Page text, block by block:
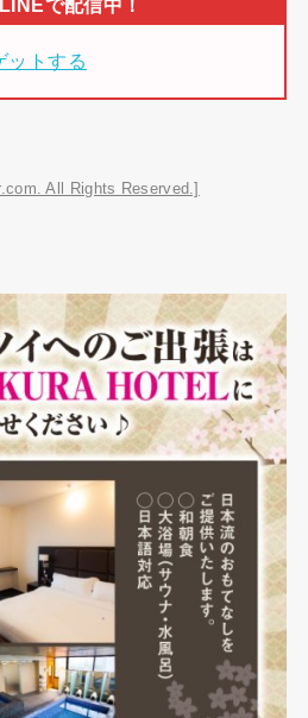
ットする
All Rights Reserved.]